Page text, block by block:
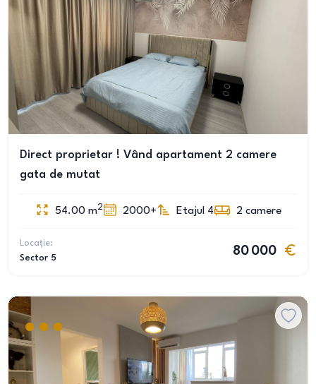
Direct proprietar ! Vând apartament 2 camere
gata de mutat
54.00 m2 2000+ Etajul 4 2 camere
Locație:
Sector 5
80 000